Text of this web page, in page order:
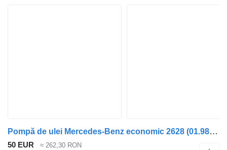
Pompă de ulei Mercedes-Benz economic 2628 (01.98-) A9061800801 pentru maşina de gunoi Mercedes-Benz Econic (1998-2014)
50 EUR ≈ 262,30 RON